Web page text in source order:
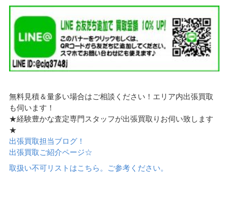
無料見積＆量多い場合はご相談ください！エリア内出張買取
も伺います！
★経験豊かな査定専門スタッフが出張買取りお伺い致します
★
出張買取担当ブログ！
出張買取ご紹介ページ☆
取扱い不可リストはこちら。ご参考ください。